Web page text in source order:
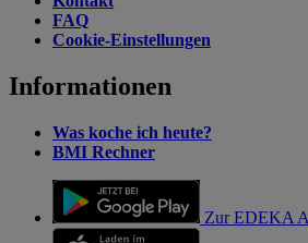
FAQ
Cookie-Einstellungen
Informationen
Was koche ich heute?
BMI Rechner
Zur EDEKA